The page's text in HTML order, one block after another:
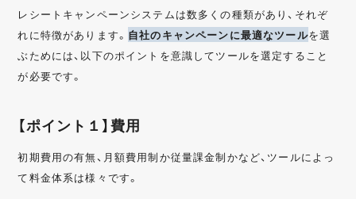
レシートキャンペーンシステムは数多くの種類があり、それぞ
れに特徴があります。 自社のキャンペーンに最適なツールを選
ぶためには、以下のポイントを意識してツールを選定すること
が必要です。
【ポイント１】費用
初期費用の有無、月額費用制か従量課金制かなど、ツールによっ
て料金体系は様々です。